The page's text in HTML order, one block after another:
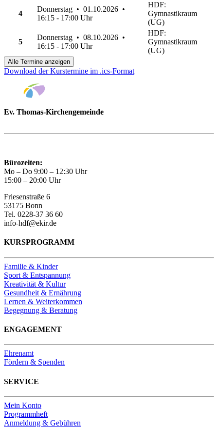
4
Donnerstag • 01.10.2026 •
16:15 - 17:00 Uhr
HDF:
Gymnastikraum
(UG)
5
Donnerstag • 08.10.2026 •
16:15 - 17:00 Uhr
HDF:
Gymnastikraum
(UG)
Alle Termine anzeigen
Download der Kurstermine im .ics-Format
Ev. Thomas-Kirchengemeinde
Bürozeiten:
Mo – Do 9:00 – 12:30 Uhr
15:00 – 20:00 Uhr
Friesenstraße 6
53175 Bonn
Tel. 0228-37 36 60
info-hdf@ekir.de
KURSPROGRAMM
Familie & Kinder
Sport & Entspannung
Kreativität & Kultur
Gesundheit & Ernährung
Lernen & Weiterkommen
Begegnung & Beratung
ENGAGEMENT
Ehrenamt
Fördern & Spenden
SERVICE
Mein Konto
Programmheft
Anmeldung & Gebühren